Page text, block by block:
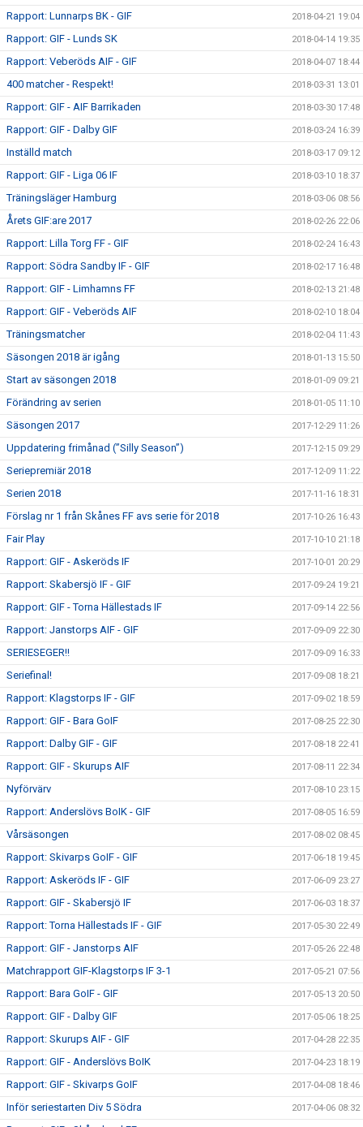
Rapport: Lunnarps BK - GIF 2018-04-21 19:04
Rapport: GIF - Lunds SK 2018-04-14 19:35
Rapport: Veberöds AIF - GIF 2018-04-07 18:44
400 matcher - Respekt! 2018-03-31 13:01
Rapport: GIF - AIF Barrikaden 2018-03-30 17:48
Rapport: GIF - Dalby GIF 2018-03-24 16:39
Inställd match 2018-03-17 09:12
Rapport: GIF - Liga 06 IF 2018-03-10 18:37
Träningsläger Hamburg 2018-03-06 08:56
Årets GIF:are 2017 2018-02-26 22:06
Rapport: Lilla Torg FF - GIF 2018-02-24 16:43
Rapport: Södra Sandby IF - GIF 2018-02-17 16:48
Rapport: GIF - Limhamns FF 2018-02-13 21:48
Rapport: GIF - Veberöds AIF 2018-02-10 18:04
Träningsmatcher 2018-02-04 11:43
Säsongen 2018 är igång 2018-01-13 15:50
Start av säsongen 2018 2018-01-09 09:21
Förändring av serien 2018-01-05 11:10
Säsongen 2017 2017-12-29 11:26
Uppdatering frimånad (”Silly Season”) 2017-12-15 09:29
Seriepremiär 2018 2017-12-09 11:22
Serien 2018 2017-11-16 18:31
Förslag nr 1 från Skånes FF avs serie för 2018 2017-10-26 16:43
Fair Play 2017-10-10 21:18
Rapport: GIF - Askeröds IF 2017-10-01 20:29
Rapport: Skabersjö IF - GIF 2017-09-24 19:21
Rapport: GIF - Torna Hällestads IF 2017-09-14 22:56
Rapport: Janstorps AIF - GIF 2017-09-09 22:30
SERIESEGER!! 2017-09-09 16:33
Seriefinal! 2017-09-08 18:21
Rapport: Klagstorps IF - GIF 2017-09-02 18:59
Rapport: GIF - Bara GoIF 2017-08-25 22:30
Rapport: Dalby GIF - GIF 2017-08-18 22:41
Rapport: GIF - Skurups AIF 2017-08-11 22:34
Nyförvärv 2017-08-10 23:15
Rapport: Anderslövs BoIK - GIF 2017-08-05 16:59
Vårsäsongen 2017-08-02 08:45
Rapport: Skivarps GoIF - GIF 2017-06-18 19:45
Rapport: Askeröds IF - GIF 2017-06-09 23:27
Rapport: GIF - Skabersjö IF 2017-06-03 18:37
Rapport: Torna Hällestads IF - GIF 2017-05-30 22:49
Rapport: GIF - Janstorps AIF 2017-05-26 22:48
Matchrapport GIF-Klagstorps IF 3-1 2017-05-21 07:56
Rapport: Bara GoIF - GIF 2017-05-13 20:50
Rapport: GIF - Dalby GIF 2017-05-06 18:25
Rapport: Skurups AIF - GIF 2017-04-28 22:35
Rapport: GIF - Anderslövs BoIK 2017-04-23 18:19
Rapport: GIF - Skivarps GoIF 2017-04-08 18:46
Inför seriestarten Div 5 Södra 2017-04-06 08:32